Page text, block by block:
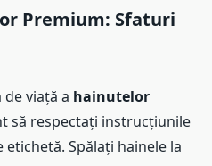
Premium: Sfaturi
viață a hainutelor
să respectați instrucțiunile
Spălați hainele la